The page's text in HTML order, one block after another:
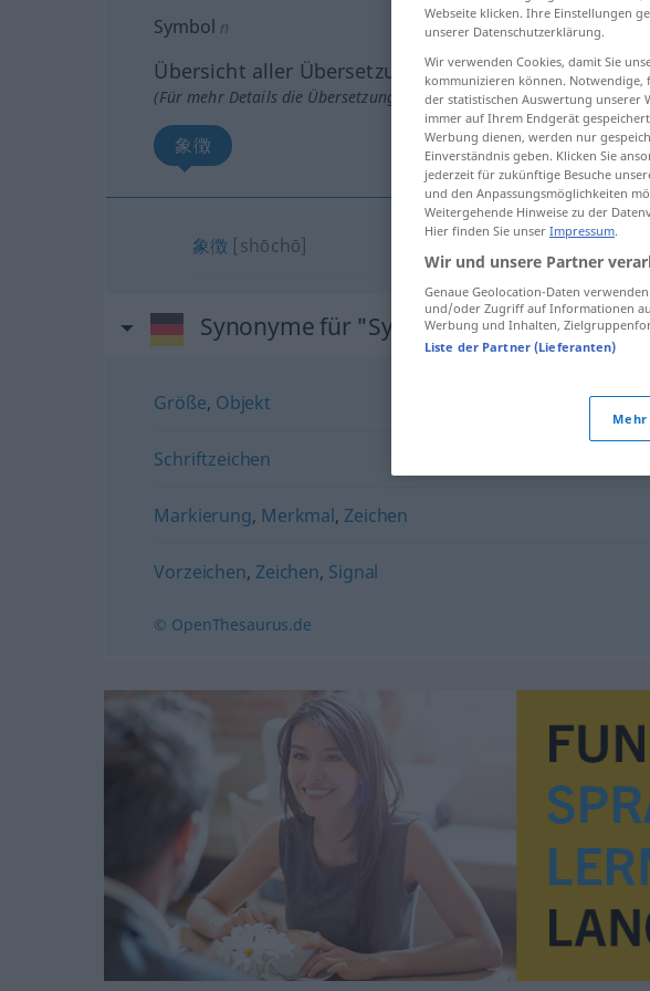
Symbol n
Übersicht aller Übersetzungen
(Für mehr Details die Übersetzung anklicken/antippen)
象徴
象徴 [shōchō]
Synonyme für "Symbol"
Größe, Objekt
Schriftzeichen
Markierung, Merkmal, Zeichen
Vorzeichen, Zeichen, Signal
© OpenThesaurus.de
Webseite klicken. Ihre Einstellungen
unserer Datenschutzerklärung.
Wir verwenden Cookies, damit Sie
kommunizieren können. Notwendige,
der statistischen Auswertung unserer
immer auf Ihrem Endgerät
Werbung dienen, werden nur
Einverständnis geben. Klicken Sie
jederzeit für zukünftige Besuche
und den Anpassungsmöglichkeiten
Weitergehende Hinweise zu der
Hier finden Sie unser Impressum.
Wir und unsere Partner
Genaue Geolocation-Daten
und/oder Zugriff auf Informationen
Werbung und Inhalten,
Liste der Partner (Lieferanten)